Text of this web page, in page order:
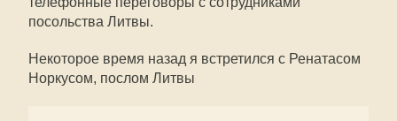
посольства Литвы.
Некоторое время назад я встретился с Ренатасом
Норкусом, послом Литвы